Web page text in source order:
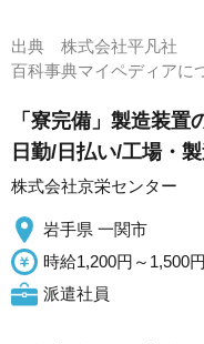
出典 株式会社平凡社
百科事典マイペディア
「寮完備」製造装
日勤/日払い/工場・
株式会社京栄センター
岩手県 一関市
時給1,200円～1,500円
派遣社員